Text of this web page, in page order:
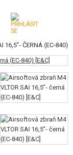
16,5”- ČERNÁ (EC-840)